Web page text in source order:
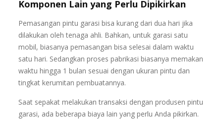
Komponen Lain yang Perlu Dipikirkan
Pemasangan pintu garasi bisa kurang dari dua hari jika
dilakukan oleh tenaga ahli. Bahkan, untuk garasi satu
mobil, biasanya pemasangan bisa selesai dalam waktu
satu hari. Sedangkan proses pabrikasi biasanya memakan
waktu hingga 1 bulan sesuai dengan ukuran pintu dan
tingkat kerumitan pembuatannya.
Saat sepakat melakukan transaksi dengan produsen pintu
garasi, ada beberapa biaya lain yang perlu Anda pikirkan.